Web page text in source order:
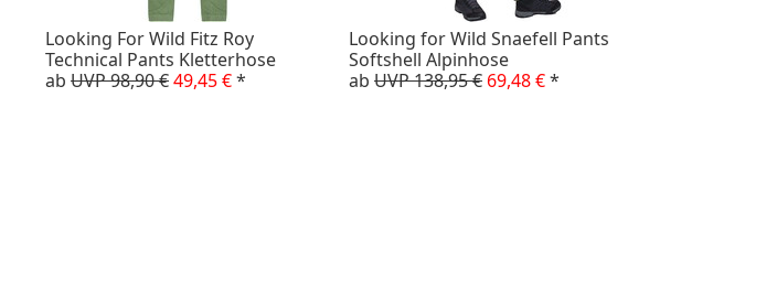
Looking For Wild Fitz Roy
Technical Pants Kletterhose
ab UVP 98,90 €49,45 €*
Looking for Wild Snaefell Pants
Softshell Alpinhose
ab UVP 138,95 € 69,48 €*